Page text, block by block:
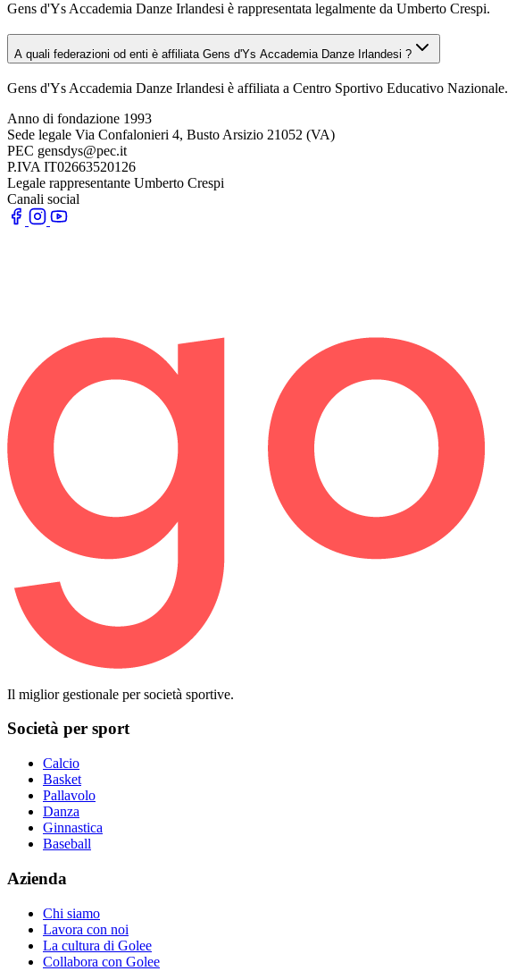
Gens d'Ys Accademia Danze Irlandesi è rappresentata legalmente da Umberto Crespi.
A quali federazioni od enti è affiliata Gens d'Ys Accademia Danze Irlandesi ?
Gens d'Ys Accademia Danze Irlandesi è affiliata a Centro Sportivo Educativo Nazionale.
Anno di fondazione 1993
Sede legale Via Confalonieri 4, Busto Arsizio 21052 (VA)
PEC gensdys@pec.it
P.IVA IT02663520126
Legale rappresentante Umberto Crespi
Canali social
Il miglior gestionale per società sportive.
Società per sport
Calcio
Basket
Pallavolo
Danza
Ginnastica
Baseball
Azienda
Chi siamo
Lavora con noi
La cultura di Golee
Collabora con Golee